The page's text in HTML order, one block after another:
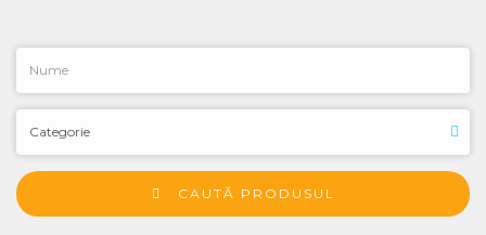
CAUTĂ PRODUSUL